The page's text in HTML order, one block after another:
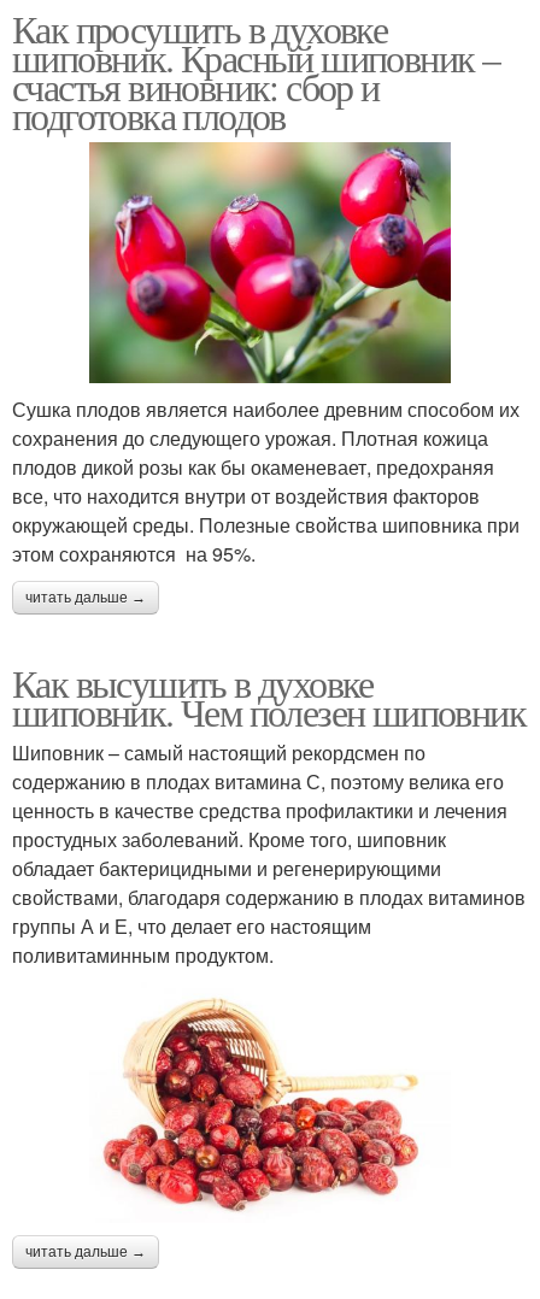
Как просушить в духовке
шиповник. Красный шиповник –
счастья виновник: сбор и
подготовка плодов
Сушка плодов является наиболее древним способом их
сохранения до следующего урожая. Плотная кожица
плодов дикой розы как бы окаменевает, предохраняя
все, что находится внутри от воздействия факторов
окружающей среды. Полезные свойства шиповника при
этом сохраняются на 95%.
читать дальше →
Как высушить в духовке
шиповник. Чем полезен шиповник
Шиповник – самый настоящий рекордсмен по
содержанию в плодах витамина С, поэтому велика его
ценность в качестве средства профилактики и лечения
простудных заболеваний. Кроме того, шиповник
обладает бактерицидными и регенерирующими
свойствами, благодаря содержанию в плодах витаминов
группы А и Е, что делает его настоящим
поливитаминным продуктом.
читать дальше →